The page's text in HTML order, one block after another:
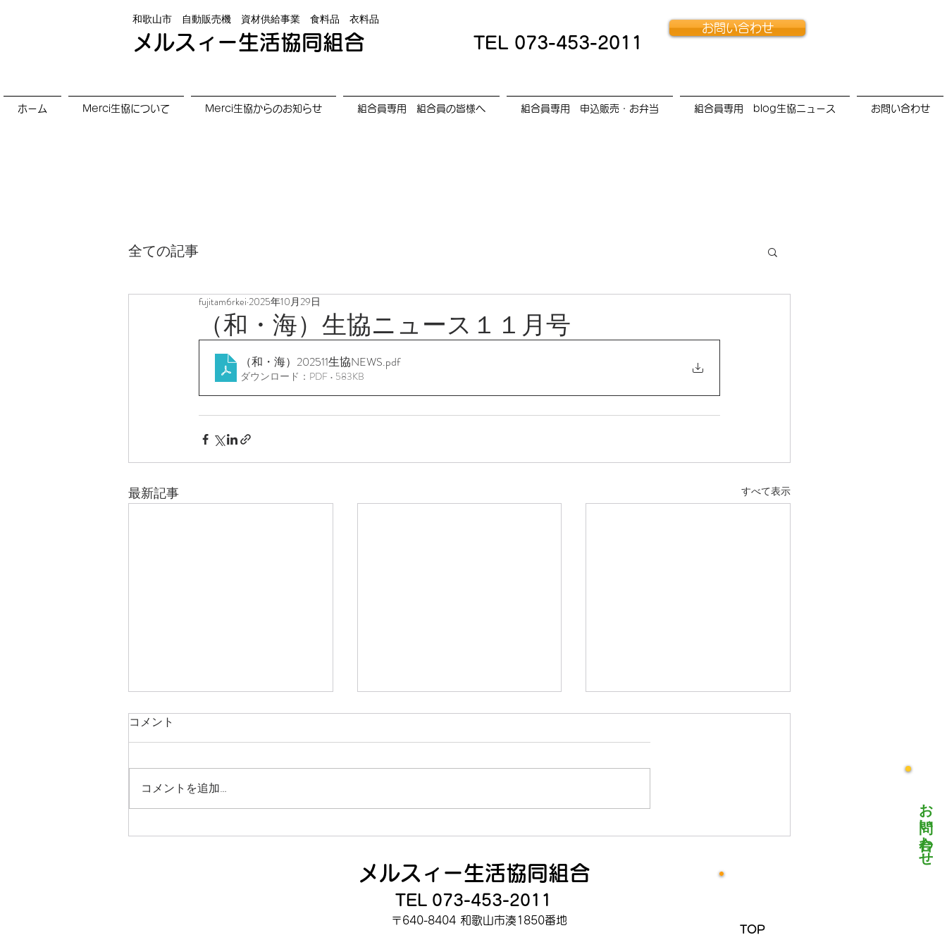
和歌山市 自動販売機 資材供給事業 食料品 衣料品
メルスィー生活協同組合 TEL 073-453-2011
お問い合わせ
ホーム Merci生協について Merci生協からのお知らせ 組合員専用 組合員の皆様へ 組合員専用 申込販売・お弁当 組合員専用 blog生協ニュース お問い合わせ
全ての記事
（和・海）生協ニュース１１月号
fujitam6rkei 2025年10月29日
（和・海）202511生協NEWS.pdf
ダウンロード：PDF • 583KB
最新記事 すべて表示
８月号堺地区かわら版
生協ニュース８月号（和・
７月号 堺地区かわら版
コメント
コメントを追加…
お問い合わせ
メルスィー生活協同組合
TEL 073-453-2011
〒640-8404 和歌山市湊1850番地
TOP